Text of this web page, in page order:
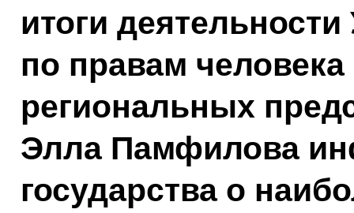
итоги
по правам человека
региональных
Элла Памфилова
государства о